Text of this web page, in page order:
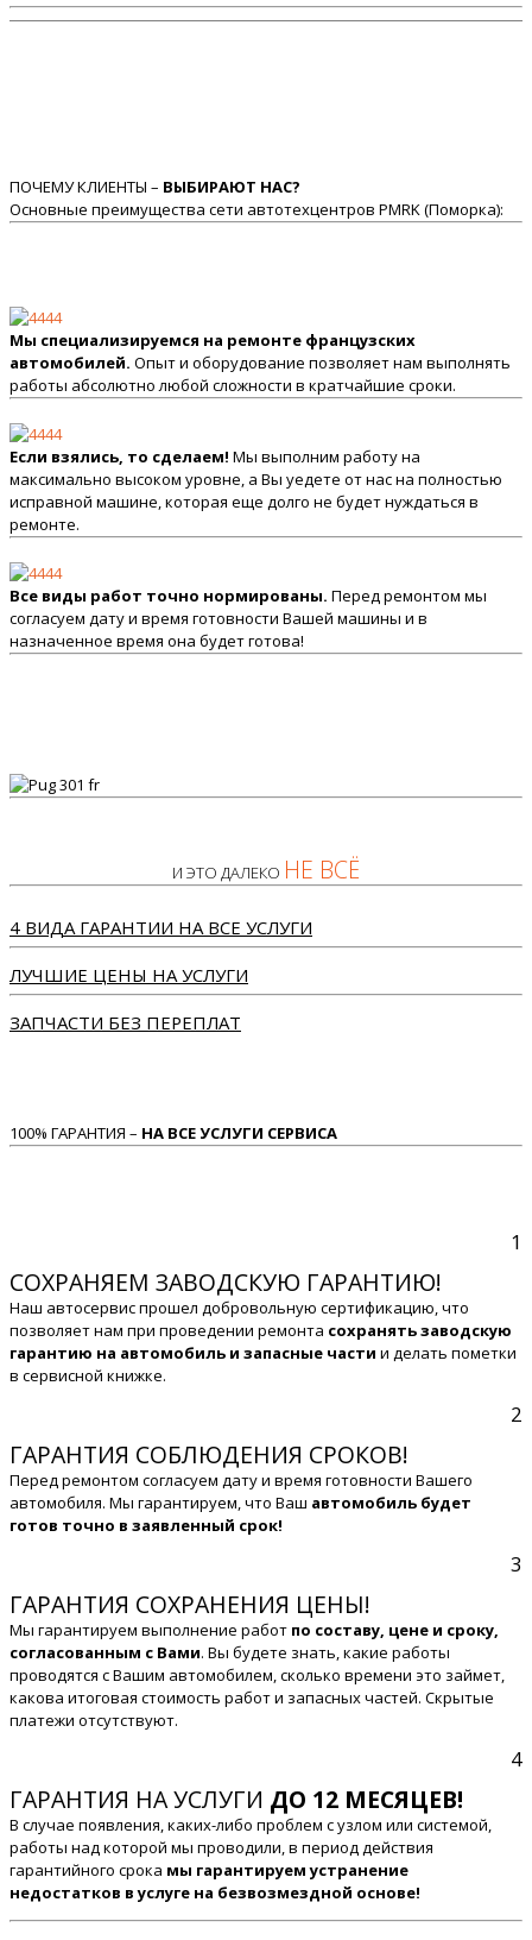
ПОЧЕМУ КЛИЕНТЫ – ВЫБИРАЮТ НАС?
Основные преимущества сети автотехцентров PMRK (Поморка):
Мы специализируемся на ремонте французских
автомобилей. Опыт и оборудование позволяет нам выполнять
работы абсолютно любой сложности в кратчайшие сроки.
Если взялись, то сделаем! Мы выполним работу на
максимально высоком уровне, а Вы уедете от нас на полностью
исправной машине, которая еще долго не будет нуждаться в
ремонте.
Все виды работ точно нормированы. Перед ремонтом мы
согласуем дату и время готовности Вашей машины и в
назначенное время она будет готова!
И ЭТО ДАЛЕКО НЕ ВСЁ
4 ВИДА ГАРАНТИИ НА ВСЕ УСЛУГИ
ЛУЧШИЕ ЦЕНЫ НА УСЛУГИ
ЗАПЧАСТИ БЕЗ ПЕРЕПЛАТ
100% ГАРАНТИЯ – НА ВСЕ УСЛУГИ СЕРВИСА
1
СОХРАНЯЕМ ЗАВОДСКУЮ ГАРАНТИЮ!
Наш автосервис прошел добровольную сертификацию, что
позволяет нам при проведении ремонта сохранять заводскую
гарантию на автомобиль и запасные части и делать пометки
в сервисной книжке.
2
ГАРАНТИЯ СОБЛЮДЕНИЯ СРОКОВ!
Перед ремонтом согласуем дату и время готовности Вашего
автомобиля. Мы гарантируем, что Ваш автомобиль будет
готов точно в заявленный срок!
3
ГАРАНТИЯ СОХРАНЕНИЯ ЦЕНЫ!
Мы гарантируем выполнение работ по составу, цене и сроку,
согласованным с Вами. Вы будете знать, какие работы
проводятся с Вашим автомобилем, сколько времени это займет,
какова итоговая стоимость работ и запасных частей. Скрытые
платежи отсутствуют.
4
ГАРАНТИЯ НА УСЛУГИ ДО 12 МЕСЯЦЕВ!
В случае появления, каких-либо проблем с узлом или системой,
работы над которой мы проводили, в период действия
гарантийного срока мы гарантируем устранение
недостатков в услуге на безвозмездной основе!